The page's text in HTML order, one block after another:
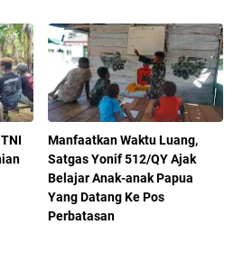
Manfaatkan Waktu Luang,
Satgas Yonif 512/QY Ajak
Belajar Anak-anak Papua
Yang Datang Ke Pos
Perbatasan